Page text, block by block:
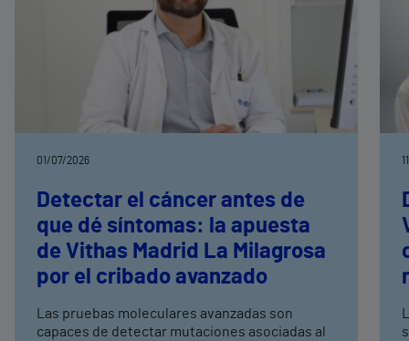
01/07/2026
Detectar el cáncer antes de
que dé síntomas: la apuesta
de Vithas Madrid La Milagrosa
por el cribado avanzado
Las pruebas moleculares avanzadas son
capaces de detectar mutaciones asociadas al